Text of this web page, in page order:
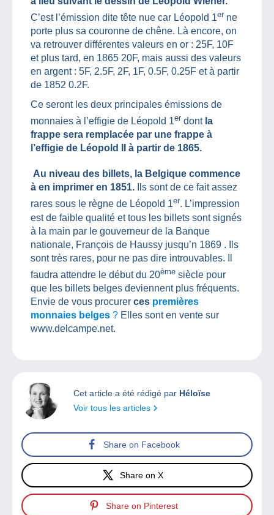
C’est l’émission dite tête nue car Léopold 1er ne
porte plus sa couronne de chêne. Là encore, on
va retrouver différentes valeurs en or : 25F, 10F
et plus tard, en 1865 20F, mais aussi des valeurs
en argent : 5F, 2.5F, 2F, 1F, 0.5F, 0.25F et à partir
de 1852 0.2F.
Ce seront les deux principales émissions de
monnaies à l’effigie de Léopold 1er dontla
frappe sera remplacée par une frappe à
l’effigie de Léopold II à partir de 1865.
Au niveau des billets, la Belgique commence
à en imprimer en 1851. Ils sont de ce fait assez
rares sous le règne de Léopold 1er. L’impression
est de faible qualité et tous les billets sont signés
à la main par le gouverneur de la Banque
nationale, François de Haussy jusqu’n 1869 . Ils
sont très rares, pour ne pas dire introuvables. Il
faudra attendre le début du 20ème siècle pour
que les billets belges deviennent plus fréquents.
Envie de vous procurer ces premières
monnaies belges ? Elles sont en vente sur
www.delcampe.net.
Cet article a été rédigé par Héloïse
Voir tous les articles
Share on Facebook
Share on X
Share on Pinterest